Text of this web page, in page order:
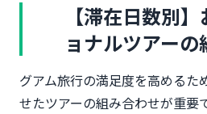
【滞在日数別
ョナルツアー
グアム旅行の満足度を高めるた
せたツアーの組み合わせが重要